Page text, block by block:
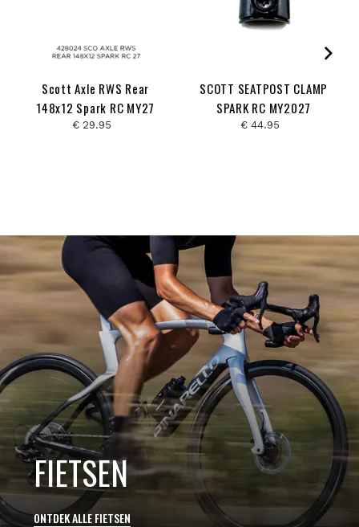
Scott Axle RWS Rear
148x12 Spark RC MY27
€ 29.95
SCOTT SEATPOST CLAMP
SPARK RC MY2027
€ 44.95
ONTDEK ALLE FIETSEN
FIETSEN